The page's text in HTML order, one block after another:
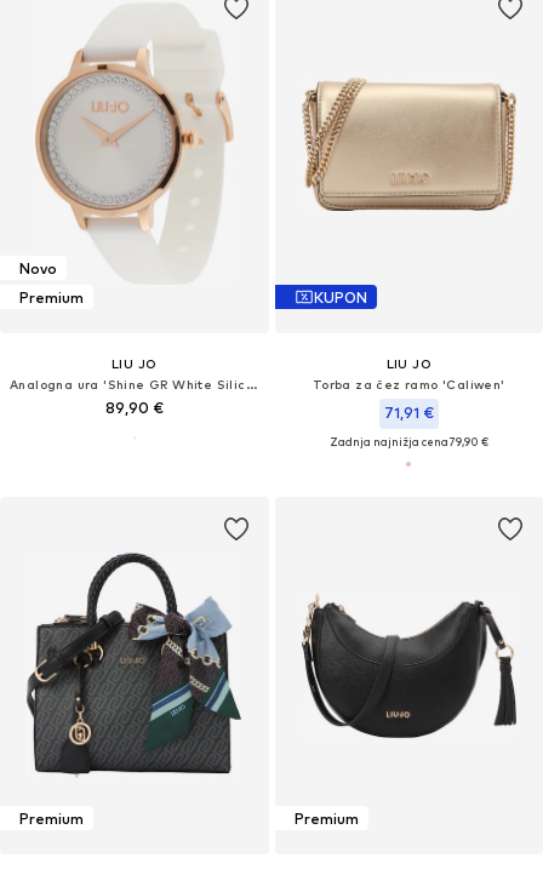
Novo
Premium
LIU JO
Analogna ura 'Shine GR White Silicone'
89,90 €
KUPON
LIU JO
Torba za čez ramo 'Caliwen'
71,91 €
Zadnja najnižja cena79,90 €
Premium Premium